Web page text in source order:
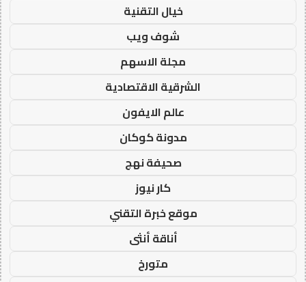
خيال التقنية
شوف ويب
مجلة الاسهم
الشرقية الاقتصادية
عالم الايفون
مدونة كوكان
صحيفة نهج
كار نيوز
موقع خبرة التقني
أناقة أنثى
متورخ